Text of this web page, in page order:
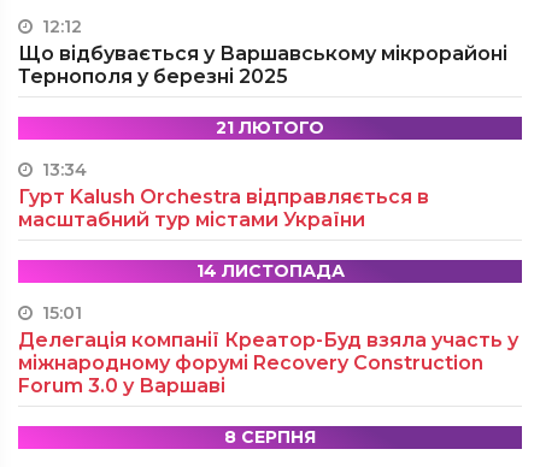
12:12
Що відбувається у Варшавському мікрорайоні
Тернополя у березні 2025
21 ЛЮТОГО
13:34
Гурт Kalush Orchestra відправляється в
масштабний тур містами України
14 ЛИСТОПАДА
15:01
Делегація компанії Креатор-Буд взяла участь у
міжнародному форумі Recovery Construction
Forum 3.0 у Варшаві
8 СЕРПНЯ